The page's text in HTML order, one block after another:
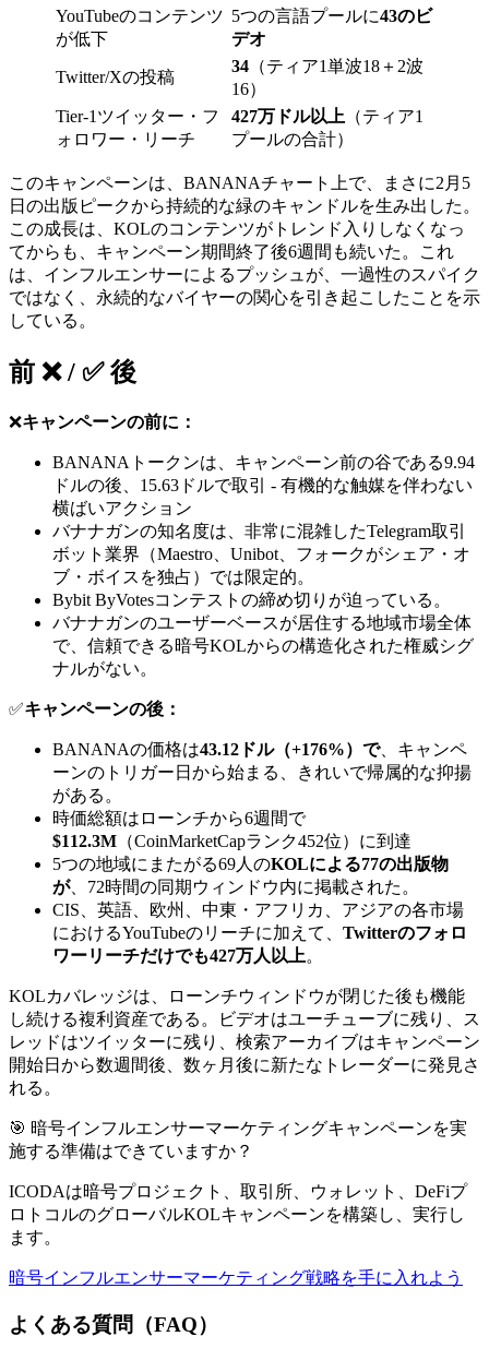
YouTubeのコンテンツ
が低下
5つの言語プールに43のビ
デオ
Twitter/Xの投稿
34 （ティア1単波18＋2波
16）
Tier-1ツイッター・フ
ォロワー・リーチ
427万ドル以上 （ティア1
プールの合計）
このキャンペーンは、BANANAチャート上で、まさに2月5
日の出版ピークから持続的な緑のキャンドルを生み出した。
この成長は、KOLのコンテンツがトレンド入りしなくなっ
てからも、キャンペーン期間終了後6週間も続いた。これ
は、インフルエンサーによるプッシュが、一過性のスパイク
ではなく、永続的なバイヤーの関心を引き起こしたことを示
している。
前 ❌ / ✅ 後
❌キャンペーンの前に：
BANANAトークンは、キャンペーン前の谷である9.94
ドルの後、15.63ドルで取引 - 有機的な触媒を伴わない
横ばいアクション
バナナガンの知名度は、非常に混雑したTelegram取引
ボット業界（Maestro、Unibot、フォークがシェア・オ
ブ・ボイスを独占）では限定的。
Bybit ByVotesコンテストの締め切りが迫っている。
バナナガンのユーザーベースが居住する地域市場全体
で、信頼できる暗号KOLからの構造化された権威シグ
ナルがない。
✅キャンペーンの後：
BANANAの価格は43.12ドル（+176%）で、キャンペ
ーンのトリガー日から始まる、きれいで帰属的な抑揚
がある。
時価総額はローンチから6週間で
$112.3M （CoinMarketCapランク452位）に到達
5つの地域にまたがる69人のKOLによる77の出版物
が、72時間の同期ウィンドウ内に掲載された。
CIS、英語、欧州、中東・アフリカ、アジアの各市場
におけるYouTubeのリーチに加えて、 Twitterのフォロ
ワーリーチだけでも427万人以上。
KOLカバレッジは、ローンチウィンドウが閉じた後も機能
し続ける複利資産である。ビデオはユーチューブに残り、ス
レッドはツイッターに残り、検索アーカイブはキャンペーン
開始日から数週間後、数ヶ月後に新たなトレーダーに発見さ
れる。
🎯 暗号インフルエンサーマーケティングキャンペーンを実
施する準備はできていますか？
ICODAは暗号プロジェクト、取引所、ウォレット、DeFiプ
ロトコルのグローバルKOLキャンペーンを構築し、実行し
ます。
暗号インフルエンサーマーケティング戦略を手に入れよう
よくある質問（FAQ）